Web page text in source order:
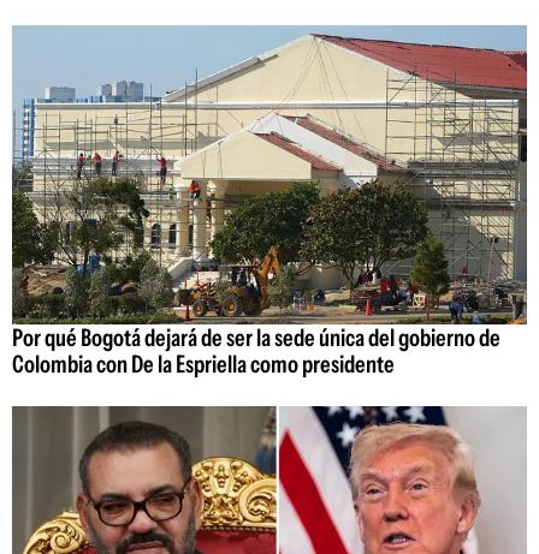
Por qué Bogotá dejará de ser la sede única del gobierno de
Colombia con De la Espriella como presidente